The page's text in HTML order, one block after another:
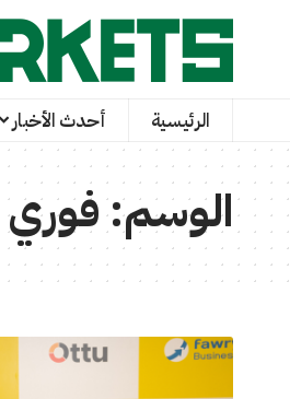
الرئيسية أحدث الأخبار
الوسم:فوري